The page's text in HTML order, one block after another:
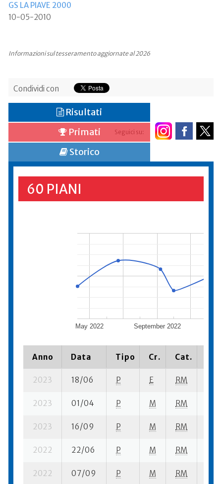
GS LA PIAVE 2000
10-05-2010
Informazioni sul tesseramento aggiornate al 2026
Condividi con
Seguici su:
Risultati
Primati
Storico
60 PIANI
May 2022 September 2022
Anno Data Tipo Cr. Cat.
2023 18/06 P E RM
2023 01/04 P M RM
2023 16/09 P M RM
2022 22/06 P M RM
2022 07/09 P M RM